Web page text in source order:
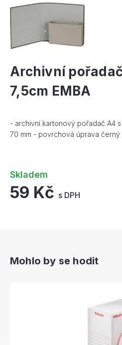
Archivní
7,5cm EMBA
- archivní kartonový pořadač A4
70 mm - povrchová úprava černý
Skladem
59 Kč s DPH
Mohlo by se hodit